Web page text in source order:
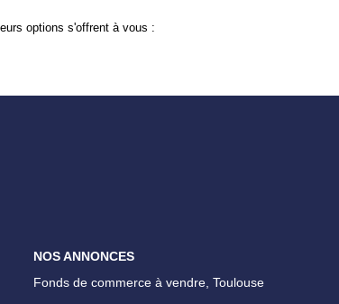
options s'offrent à vous :
NOS ANNONCES
Fonds de commerce à vendre, Toulouse